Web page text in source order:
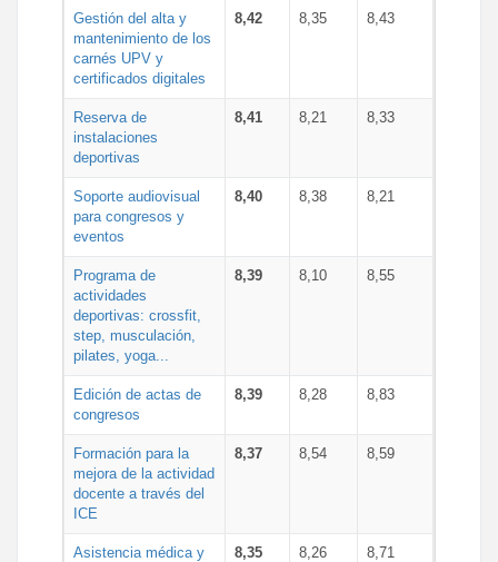
Gestión del alta y
mantenimiento de los
carnés UPV y
certificados digitales
8,42 8,35 8,43
Reserva de
instalaciones
deportivas
8,41 8,21 8,33
Soporte audiovisual
para congresos y
eventos
8,40 8,38 8,21
Programa de
actividades
deportivas: crossfit,
step, musculación,
pilates, yoga...
8,39 8,10 8,55
Edición de actas de
congresos
8,39 8,28 8,83
Formación para la
mejora de la actividad
docente a través del
ICE
8,37 8,54 8,59
Asistencia médica y
8,35 8,26 8,71